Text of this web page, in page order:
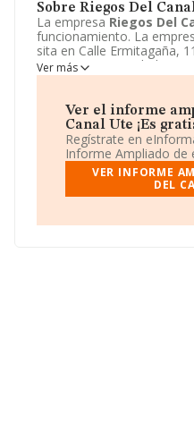
Sobre Riegos Del
La empresa Riegos Del
funcionamiento. La
sita en Calle Ermitagaña,
Navarra. La actividad
Otras actividades
empresas.
Ver más
Ver el informe
Canal Ute ¡Es
Regístrate en
Informe Ampliado de
VER INFORME
DEL